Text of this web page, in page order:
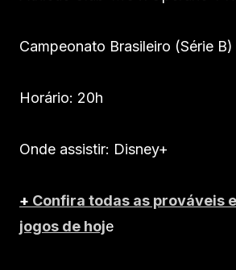
Campeonato Brasileiro (Série B)
Horário: 20h
Onde assistir: Disney+
+ Confira todas as prováveis
jogos de hoje